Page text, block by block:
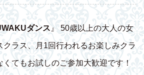
ダンス 』 50歳以上の大人の女
クラス、月1回行われるお楽しみクラ
くてもお試しのご参加大歓迎です！